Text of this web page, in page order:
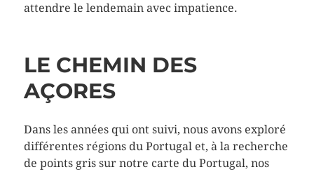
attendre le lendemain avec impatience.
LE CHEMIN DES
AÇORES
Dans les années qui ont suivi, nous avons exploré
différentes régions du Portugal et, à la recherche
de points gris sur notre carte du Portugal, nos